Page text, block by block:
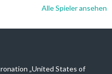
Alle Spieler ansehen
„United States of